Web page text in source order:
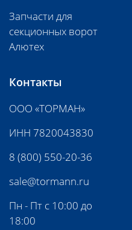
Запчасти для
секционных ворот
Алютех
Контакты
ООО «ТОРМАН»
ИНН 7820043830
8 (800) 550-20-36
sale@tormann.ru
Пн - Пт с 10:00 до
18:00